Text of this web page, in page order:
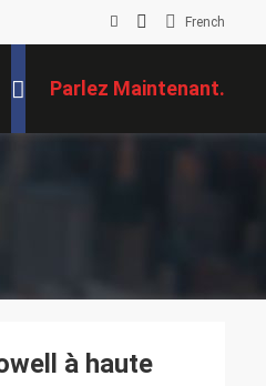
French
Parlez Maintenant.
à haute